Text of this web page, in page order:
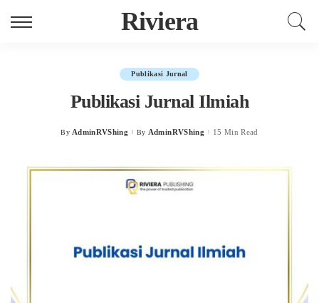
Riviera
Publikasi Jurnal
Publikasi Jurnal Ilmiah
Posted
By AdminRVShingPosted
By AdminRVShing 15 Min Read